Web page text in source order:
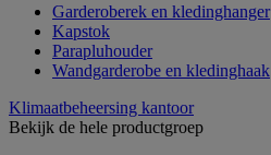
Garderoberek en kledinghanger
Kapstok
Parapluhouder
Wandgarderobe en kledinghaak
Klimaatbeheersing kantoor
Bekijk de hele productgroep